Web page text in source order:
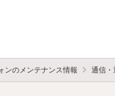
ンのメンテナンス情報 通信・